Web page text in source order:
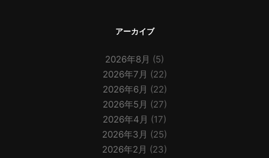
アーカイブ
2026年8月 (5)
2026年7月 (22)
2026年6月 (22)
2026年5月 (27)
2026年4月 (17)
2026年3月 (25)
2026年2月 (23)